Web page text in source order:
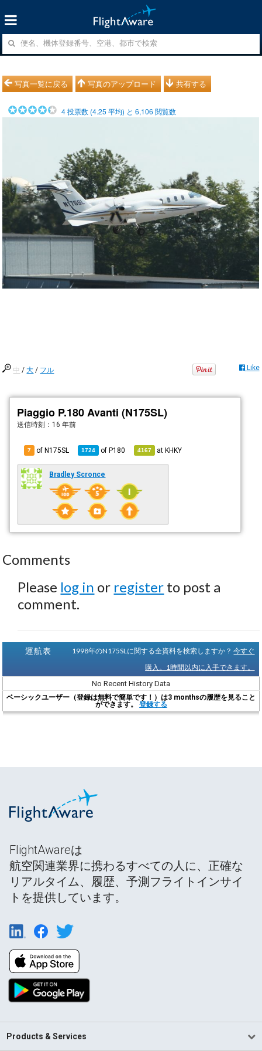
写真一覧に戻る 写真のアップロード 共有する
4投票数 (4.25 平均) と6,106 閲覧数
中 /大 / フル Like
Piaggio P.180 Avanti (N175SL)
送信時刻： 16 年前
7 of N175SL 1724 ofP180 4167 atKHKY
Bradley Scronce
Comments
Please log in or register to post a
comment.
運航表 1998年のN175SLに関する全資料を検索しますか？今すぐ
購入。1時間以内に入手できます。
No Recent History Data
ベーシックユーザー（登録は無料で簡単です！）は3 monthsの履歴を見ること
ができます。 登録する
FlightAwareは
航空関連業界に携わるすべての人に、正確な
リアルタイム、履歴、予測フライトインサイ
トを提供しています。
Products & Services